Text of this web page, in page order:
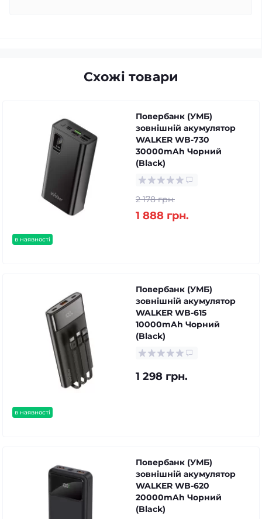
Схожі товари
в наявності
Повербанк (УМБ)
зовнішній акумулятор
WALKER WB-730
30000mAh Чорний
(Black)
2 178 грн.
1 888 грн.
в наявності
Повербанк (УМБ)
зовнішній акумулятор
WALKER WB-615
10000mAh Чорний
(Black)
1 298 грн.
Повербанк (УМБ)
зовнішній акумулятор
WALKER WB-620
20000mAh Чорний
(Black)